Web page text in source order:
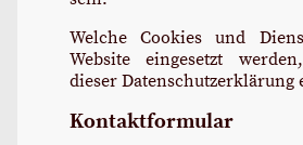
Welche Cookies und
Website eingesetzt
dieser Datenschutzerklärung
Kontaktformular